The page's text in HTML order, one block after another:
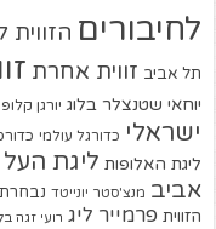
לחיבורים הזווית
תל אביב זווית אחרת
יוחאי שטנצלר בלוג יורגן קלופ
ישראלי כדורגל עולמי
ליגת האלופות ליגת העל
אביב מנצ'סטר יונייטד
הזווית פרמייר ליג רועי זגה